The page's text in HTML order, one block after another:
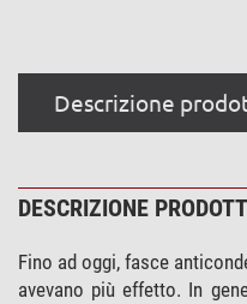
Descrizione
DESCRIZIONE
Fino ad oggi, fasce
avevano più effetto. In